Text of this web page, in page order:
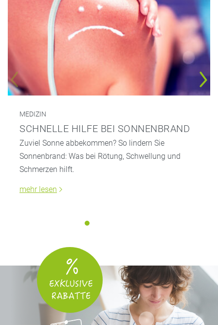
MEDIZIN
SCHNELLE HILFE BEI SONNENBRAND
Zuviel Sonne abbekommen? So lindern Sie
Sonnenbrand: Was bei Rötung, Schwellung und
Schmerzen hilft.
mehr lesen